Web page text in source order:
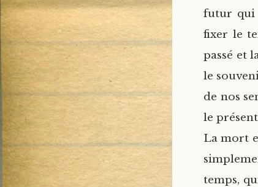
futur qui
fixer le
passé et
le
de nos
le
La mort
temps,